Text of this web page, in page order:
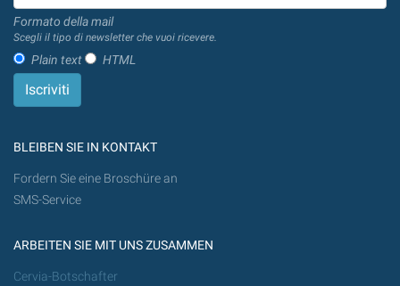
Formato della mail
Scegli il tipo di newsletter che vuoi ricevere.
Plain text HTML
BLEIBEN SIE IN KONTAKT
Fordern Sie eine Broschüre an
SMS-Service
ARBEITEN SIE MIT UNS ZUSAMMEN
Cervia-Botschafter